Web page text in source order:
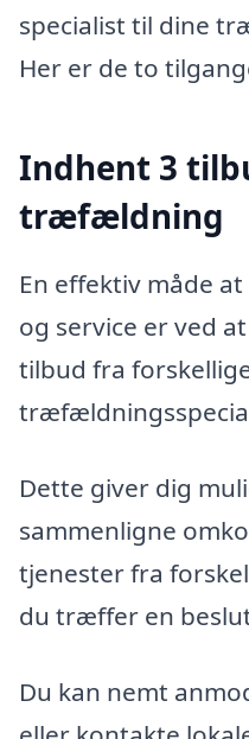
specialist til dine
Her er de to
Indhent 3
træfældning
En effektiv måde
og service er ved
tilbud fra
Dette giver dig
sammenligne
tjenester fra
du træffer en
Du kan nemt